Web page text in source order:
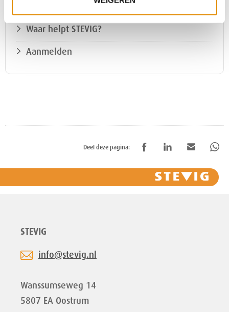
Klinische behandeling
Waar helpt STEVIG?
Aanmelden
Deel deze pagina:
STEVIG
info@stevig.nl
Wanssumseweg 14
5807 EA Oostrum